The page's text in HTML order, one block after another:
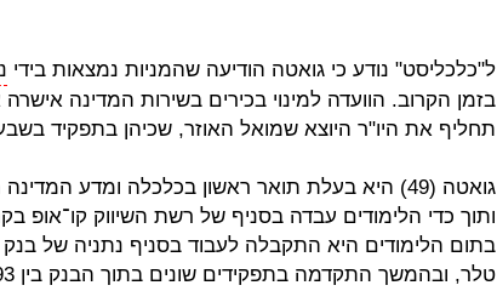
ל"כלכליסט" נודע כי גואטה הודיעה שהמניות נמצאות בידי
בזמן הקרוב. הוועדה למינוי בכירים בשירות המדינה
תחליף את היו"ר היוצא שמואל האוזר, שכיהן בתפקיד
גואטה (49) היא בעלת תואר ראשון בכלכלה ומדע
ותוך כדי הלימודים עבדה בסניף של רשת השיווק קו־אופ
בתום הלימודים היא התקבלה לעבוד בסניף נתניה של